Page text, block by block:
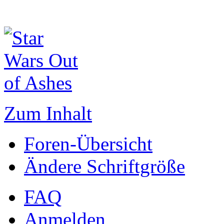
Zum Inhalt
Foren-Übersicht
Ändere Schriftgröße
FAQ
Anmelden